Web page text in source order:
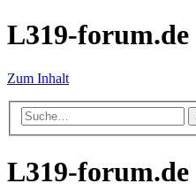
L319-forum.de
Zum Inhalt
L319-forum.de